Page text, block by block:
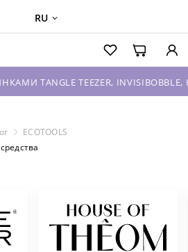
RU
TEEZER, INVISIBOBBLE, HOUSE
ECOTOOLS